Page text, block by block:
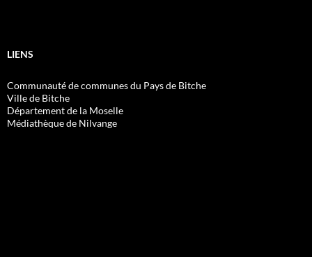
LIENS
Communauté de communes du Pays de Bitche
Ville de Bitche
Département de la Moselle
Médiathèque de Nilvange